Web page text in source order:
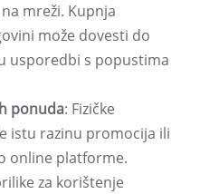
mreži. Kupnja
može dovesti do
usporedbi s popustima
ponuda: Fizičke
istu razinu promocija ili
online platforme.
za korištenje